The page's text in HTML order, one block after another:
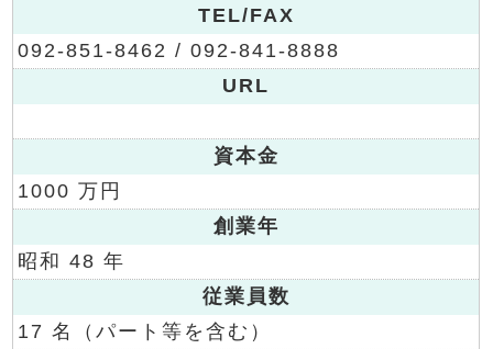
TEL/FAX
092-851-8462 / 092-841-8888
URL
資本金
1000 万円
創業年
昭和 48 年
従業員数
17 名（パート等を含む）